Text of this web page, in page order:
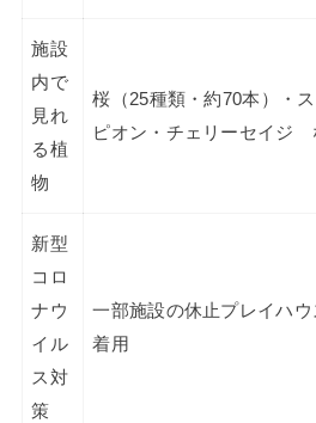
施設
内で
見れ
る植
物
桜（25種類・約70本）・
ピオン・チェリーセイジ
新型
コロ
ナウ
イル
ス対
策
一部施設の休止プレイハ
着用